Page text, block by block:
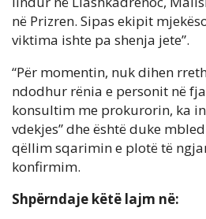
në Prizren. Sipas ekipit
viktima ishte pa shenja jete”.
“Për momentin, nuk dihen
ndodhur rënia e personit në
konsultim me prokurorin, ka
vdekjes” dhe është duke
qëllim sqarimin e plotë të
konfirmim.
Shpërndaje këtë lajm në: